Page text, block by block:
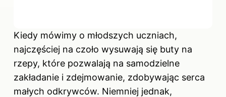
Kiedy mówimy o młodszych uczniach,
najczęściej na czoło wysuwają się buty na
rzepy, które pozwalają na samodzielne
zakładanie i zdejmowanie, zdobywając serca
małych odkrywców. Niemniej jednak,